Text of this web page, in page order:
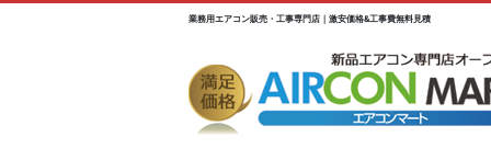
業務用エアコン販売・工事専門店｜激安価格&工事費無料見積